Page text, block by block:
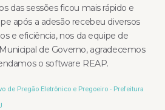
das sessões ficou mais rápido e
após a adesão recebeu diversos
e eficiência, nos da equipe de
de Governo, agradecemos
o software REAP.
de Pregão Eletrônico e Pregoeiro - Prefeitura